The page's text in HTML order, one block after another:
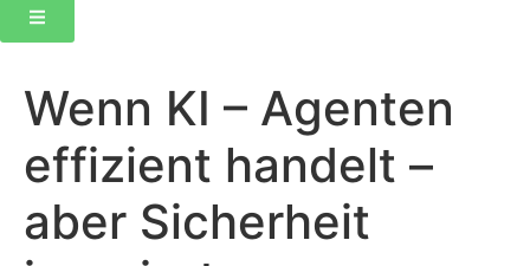
Wenn KI – Agenten
effizient handelt –
aber Sicherheit